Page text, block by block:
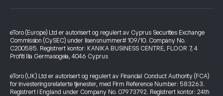
eToro (Europe) Ltd er autorisert og regulert av Cyprus Securities Exchange
Commission (CySEC) under lisensnummer# 109/10. Company No.
C200585. Registrert kontor: KANIKA BUSINESS CENTRE, FLOOR 7, 4
Profiti Ilia Germasogeia, 4046 Cyprus
eToro (UK) Ltd er autorisert og regulert av Financial Conduct Authority (FCA)
for investeringsrelaterte tjenester, med Firm Reference Number: 583263.
Registrert i England under Company No. 07973792. Registrert kontor: 24th